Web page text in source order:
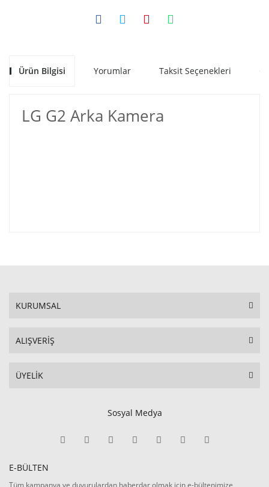
Ürün Bilgisi Yorumlar Taksit Seçenekleri
LG G2 Arka Kamera
KURUMSAL
ALIŞVERİŞ
ÜYELİK
Sosyal Medya
E-BÜLTEN
Tüm kampanya ve duyurulardan haberdar olmak için e-bültenimize